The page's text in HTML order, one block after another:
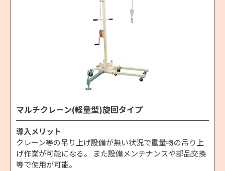
マルチクレーン(軽量型)旋回タイプ
導入メリット
クレーン等の吊り上げ設備が無い状況で重量物の吊り上
げ作業が可能になる。 また設備メンテナンスや部品交換
等で使用が可能。